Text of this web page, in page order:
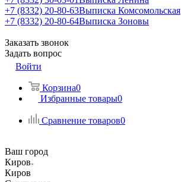
+7 (8332) 20-80-63Выписка Комсомольская
+7 (8332) 20-80-64Выписка Зоновы
Заказать звонок
Задать вопрос
Войти
Корзина0
Избранные товары0
Сравнение товаров0
Ваш город
Киров
Киров